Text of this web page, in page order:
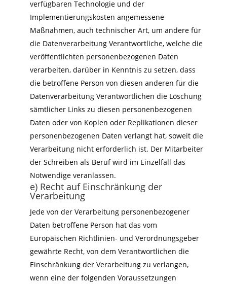
verfügbaren Technologie und der
Implementierungskosten angemessene
Maßnahmen, auch technischer Art, um andere für
die Datenverarbeitung Verantwortliche, welche die
veröffentlichten personenbezogenen Daten
verarbeiten, darüber in Kenntnis zu setzen, dass
die betroffene Person von diesen anderen für die
Datenverarbeitung Verantwortlichen die Löschung
sämtlicher Links zu diesen personenbezogenen
Daten oder von Kopien oder Replikationen dieser
personenbezogenen Daten verlangt hat, soweit die
Verarbeitung nicht erforderlich ist. Der Mitarbeiter
der Schreiben als Beruf wird im Einzelfall das
Notwendige veranlassen.
e) Recht auf Einschränkung der
Verarbeitung
Jede von der Verarbeitung personenbezogener
Daten betroffene Person hat das vom
Europäischen Richtlinien- und Verordnungsgeber
gewährte Recht, von dem Verantwortlichen die
Einschränkung der Verarbeitung zu verlangen,
wenn eine der folgenden Voraussetzungen